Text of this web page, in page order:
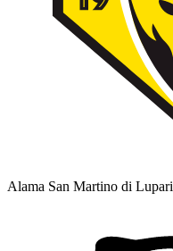
Alama San Martino di Lupari